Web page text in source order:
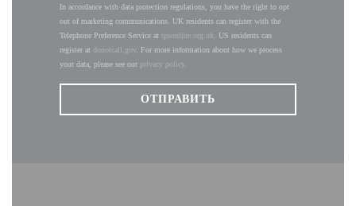
In accordance with data protection regulations, you have the right to opt
out of marketing communications. UK residents can register with the
Telephone Preference Service at tpsonline.org.uk . US residents can
register at donotcall.gov. For more information about how we process
your data, please see our privacy policy.